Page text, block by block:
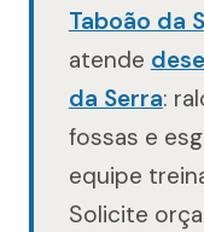
Taboão da
atende
da Serra:
fossas e
equipe
Solicite